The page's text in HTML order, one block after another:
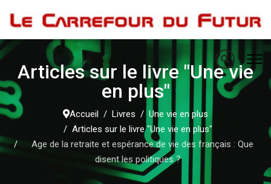
Articles sur le livre "Une vie
en plus"
Accueil Livres
Une vie en plus
Articles sur le livre "Une vie en plus"
Age de la retraite et espérance de vie des français : Que
disent les politiques ?